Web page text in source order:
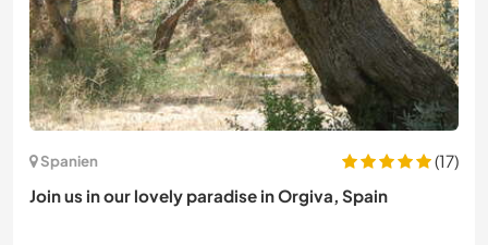
Spanien
(17)
Join us in our lovely paradise in Orgiva, Spain